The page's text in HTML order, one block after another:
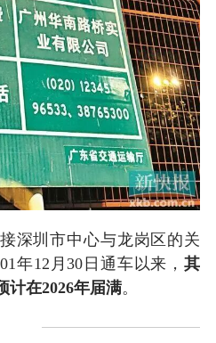
深圳市中心与龙岗区的关
年12月30日通车以来，其
计在2026年届满。